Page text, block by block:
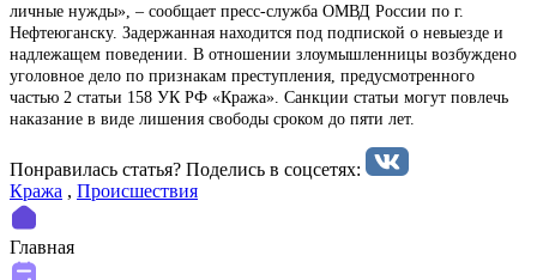
личные нужды», – сообщает пресс-служба ОМВД России по г.
Нефтеюганску. Задержанная находится под подпиской о невыезде и
надлежащем поведении. В отношении злоумышленницы возбуждено
уголовное дело по признакам преступления, предусмотренного
частью 2 статьи 158 УК РФ «Кража». Санкции статьи могут повлечь
наказание в виде лишения свободы сроком до пяти лет.
Понравилась статья? Поделиcь в соцсетях:
Кража , Происшествия
Главная